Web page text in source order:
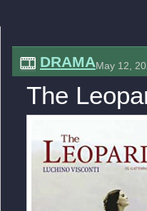
DRAMAMay 12,
The